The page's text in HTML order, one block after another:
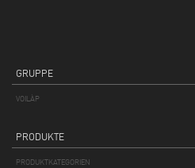
GRUPPE
VOILÀP
PRODUKTE
PRODUKTKATEGORIEN